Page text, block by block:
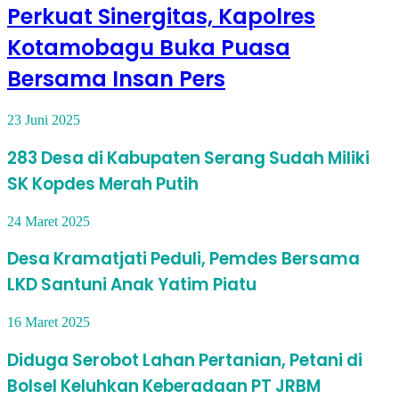
Perkuat Sinergitas, Kapolres
Kotamobagu Buka Puasa
Bersama Insan Pers
23 Juni 2025
283 Desa di Kabupaten Serang Sudah Miliki
SK Kopdes Merah Putih
24 Maret 2025
Desa Kramatjati Peduli, Pemdes Bersama
LKD Santuni Anak Yatim Piatu
16 Maret 2025
Diduga Serobot Lahan Pertanian, Petani di
Bolsel Keluhkan Keberadaan PT JRBM